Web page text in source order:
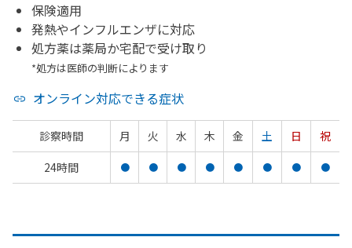
保険適用
発熱やインフルエンザに対応
処方薬は薬局か宅配で受け取り
*処方は医師の判断によります
オンライン対応できる症状
診察時間 月 火 水 木 金 土 日
祝
24時間
● ● ● ● ● ● ● ●